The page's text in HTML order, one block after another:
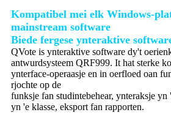
Kompatibel mei elk Windows-
mainstream software
Biede fergese ynteraktive
QVote is ynteraktive software dy't
antwurdsysteem QRF999. It hat sterke
ynterface-operaasje en in oerfloed oan
rjochte op de
funksje fan studintebehear, ynteraksje yn
yn 'e klasse, eksport fan rapporten.